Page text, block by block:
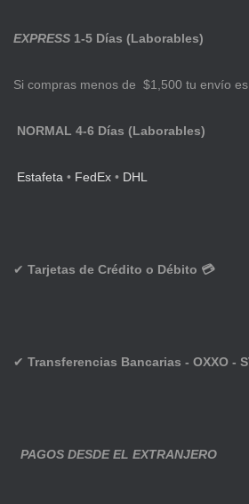
EXPRESS 1-5 Días (Laborables)
Si compras menos de $1,500 tu envío
NORMAL 4-6 Días (Laborables)
Estafeta • FedEx • DHL
✔ Tarjetas de Crédito o Débito 💳
✔ Transferencias Bancarias - OXXO -
PAGOS DESDE EL EXTRANJERO